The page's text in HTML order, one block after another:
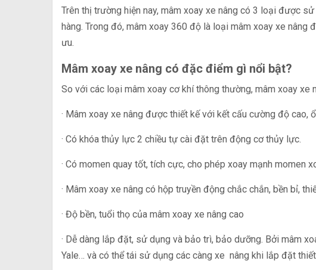
Trên thị trường hiện nay, mâm xoay xe nâng có 3 loại được
hàng. Trong đó, mâm xoay 360 độ là loại mâm xoay xe
ưu.
Mâm xoay xe nâng có đặc điểm gì nổi bật?
So với các loại mâm xoay cơ khí thông thường, mâm xoay xe
· Mâm xoay xe nâng được thiết kế với kết cấu cường độ cao,
· Có khóa thủy lực 2 chiều tự cài đặt trên động cơ thủy lực.
· Có momen quay tốt, tích cực, cho phép xoay mạnh momen
· Mâm xoay xe nâng có hộp truyền động chắc chắn, bền bỉ,
· Độ bền, tuổi thọ của mâm xoay xe nâng cao
· Dễ dàng lắp đặt, sử dụng và bảo trì, bảo dưỡng. Bởi mâm
Yale… và có thể tái sử dụng các càng xe nâng khi lắp đặt